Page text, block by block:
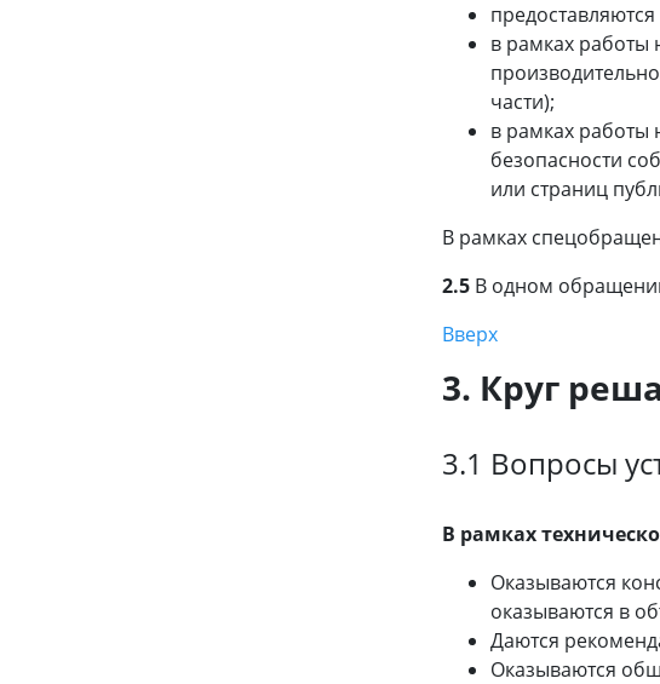
в рамках работы
части);
в рамках работы
безопасности
или страниц
В рамках
2.5 В одном
Вверх
3. Круг
3.1 Вопросы
В рамках
Оказываются
оказываются в
Даются
Оказываются